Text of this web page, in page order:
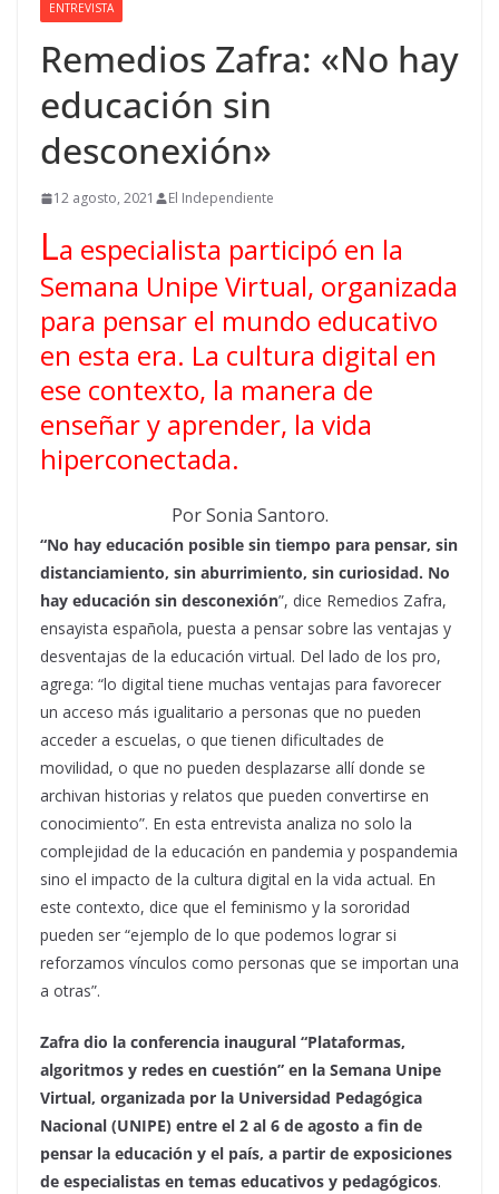
ENTREVISTA
Remedios Zafra: «No hay
educación sin
desconexión»
12 agosto, 2021 El Independiente
La especialista participó en la
Semana Unipe Virtual, organizada
para pensar el mundo educativo
en esta era. La cultura digital en
ese contexto, la manera de
enseñar y aprender, la vida
hiperconectada.
Por Sonia Santoro.
“No hay educación posible sin tiempo para pensar, sin
distanciamiento, sin aburrimiento, sin curiosidad. No
hay educación sin desconexión”, dice Remedios Zafra,
ensayista española, puesta a pensar sobre las ventajas y
desventajas de la educación virtual. Del lado de los pro,
agrega: “lo digital tiene muchas ventajas para favorecer
un acceso más igualitario a personas que no pueden
acceder a escuelas, o que tienen dificultades de
movilidad, o que no pueden desplazarse allí donde se
archivan historias y relatos que pueden convertirse en
conocimiento”. En esta entrevista analiza no solo la
complejidad de la educación en pandemia y pospandemia
sino el impacto de la cultura digital en la vida actual. En
este contexto, dice que el feminismo y la sororidad
pueden ser “ejemplo de lo que podemos lograr si
reforzamos vínculos como personas que se importan una
a otras”.
Zafra dio la conferencia inaugural “Plataformas,
algoritmos y redes en cuestión” en la Semana Unipe
Virtual, organizada por la Universidad Pedagógica
Nacional (UNIPE) entre el 2 al 6 de agosto a fin de
pensar la educación y el país, a partir de exposiciones
de especialistas en temas educativos y pedagógicos.